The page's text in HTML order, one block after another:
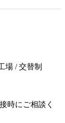
場 / 交替制
時にご相談く